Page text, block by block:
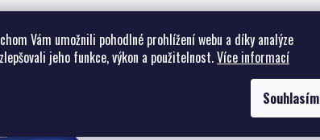
Vám umožnili pohodlné prohlížení webu a díky analýze
jeho funkce, výkon a použitelnost.Více informací
Souhlasím
Související produkty